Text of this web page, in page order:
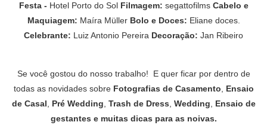
Festa - Hotel Porto do Sol Filmagem: segattofilms Cabelo e
Maquiagem: Maíra Müller Bolo e Doces: Eliane doces.
Celebrante: Luiz Antonio Pereira Decoração: Jan Ribeiro
Se você gostou do nosso trabalho! E quer ficar por dentro de
todas as novidades sobre Fotografias de Casamento
Ensaio
de Casal
Pré Wedding Trash de Dress Wedding
Ensaio de
gestantes e muitas dicas para as noivas.